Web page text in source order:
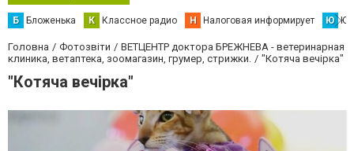
Б Бложенька К Классное радио Н Налоговая информирует Ю
Головна Фотозвіти
ВЕТЦЕНТР доктора БРЕЖНЕВА - ветеринарная
клиника, ветаптека, зоомагазин, грумер, стрижки.
"Котяча вечірка"
"Котяча вечірка"